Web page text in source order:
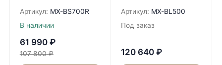
Артикул: MX-BS700R
В наличии
61 990 ₽
107 800 ₽
Артикул: MX-BL500
Под заказ
120 640 ₽